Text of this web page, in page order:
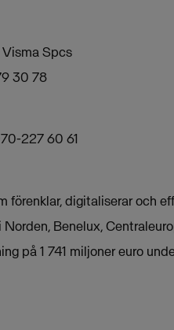
Spcs
30 78
227 60 61
förenklar, digitaliserar och
Benelux,
på 1 741 miljoner euro